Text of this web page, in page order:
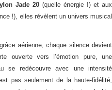
Jade 20 (quelle énergie !) et aux
!), elles révèlent un univers musical
aérienne, chaque silence devient
ouverte vers l’émotion pure, une
se redécouvre avec une intensité
pas seulement de la haute-fidélité,